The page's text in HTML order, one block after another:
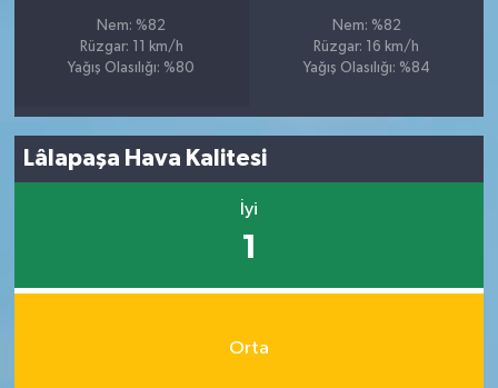
Nem: %82
Rüzgar: 11 km/h
Yağış Olasılığı: %80
Nem: %82
Rüzgar: 16 km/h
Yağış Olasılığı: %84
Lâlapaşa Hava Kalitesi
İyi
1
Orta